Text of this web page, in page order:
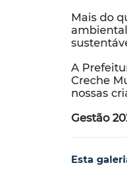
Mais do
A
Creche
nossas
Gestão
Esta